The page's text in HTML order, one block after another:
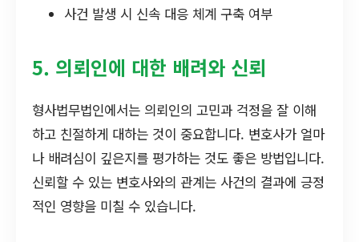
사건 발생 시 신속 대응 체계 구축 여부
5. 의뢰인에 대한 배려와 신뢰
형사법무법인에서는 의뢰인의 고민과 걱정을 잘 이해
하고 친절하게 대하는 것이 중요합니다. 변호사가 얼마
나 배려심이 깊은지를 평가하는 것도 좋은 방법입니다.
신뢰할 수 있는 변호사와의 관계는 사건의 결과에 긍정
적인 영향을 미칠 수 있습니다.